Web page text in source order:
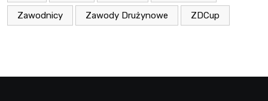
Zawodnicy Zawody Drużynowe ZDCup